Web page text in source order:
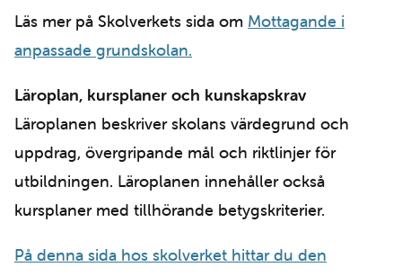
Läs mer på Skolverkets sida om Mottagande i
anpassade grundskolan.
Läroplan, kursplaner och kunskapskrav
Läroplanen beskriver skolans värdegrund och
uppdrag, övergripande mål och riktlinjer för
utbildningen. Läroplanen innehåller också
kursplaner med tillhörande betygskriterier.
På denna sida hos skolverket hittar du den